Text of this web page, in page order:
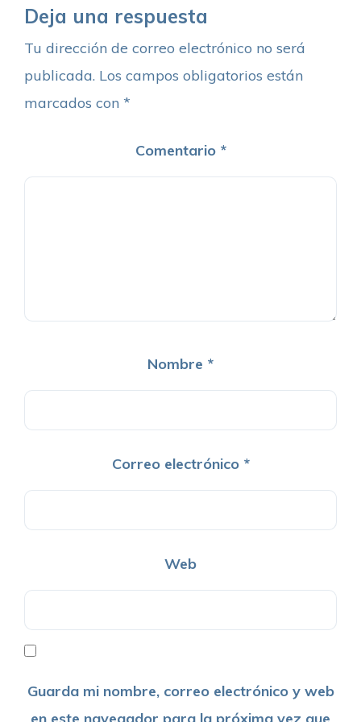
Deja una respuesta
Tu dirección de correo electrónico no será
publicada. Los campos obligatorios están
marcados con *
Comentario *
Nombre *
Correo electrónico *
Web
Guarda mi nombre, correo electrónico y web
en este navegador para la próxima vez que